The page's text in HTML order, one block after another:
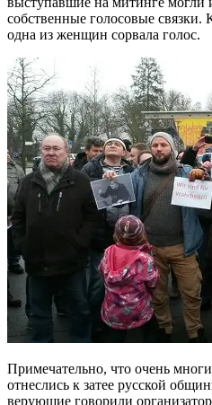
собственные голосовые связки.
одна из женщин сорвала голос.
Примечательно, что очень
отнеслись к затее русской
верующие говорили